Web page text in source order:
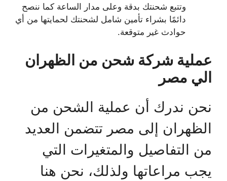
وتتبع شحنتك بدقة وعلى مدار الساعة كما ننصح
دائمًا بشراء تأمين شامل لشحنتك لحمايتها من أي
حوادث غير متوقعة.
عملية شركة شحن من الظهران
الي مصر
نحن ندرك أن عملية الشحن من
الظهران إلى مصر تتضمن العديد
من التفاصيل والمتغيرات التي
يجب مراعاتها ولذلك، نحن هنا